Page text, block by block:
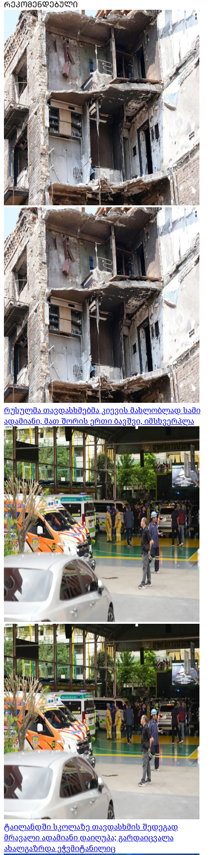
ᲠᲔᲙᲝᲛᲔᲜᲓᲔᲑᲣᲚᲘ
რუსულმა თავდასხმებმა კიევის მახლობლად სამი
ადამიანი, მათ შორის ერთი ბავშვი, იმსხვერპლა
ტაილანდში სკოლაზე თავდასხმის შედეგად
მრავალი ადამიანი დაიღუპა; გარდაიცვალა
ახალგაზრდა ეჭვმიტანილიც